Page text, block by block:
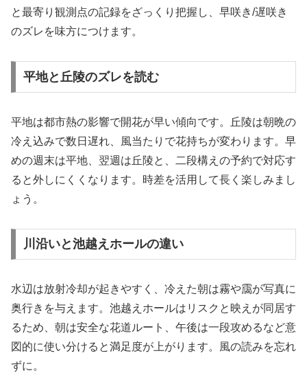
と最寄り観測点の記録をざっくり把握し、早咲き/遅咲き
のズレを味方につけます。
平地と丘陵のズレを読む
平地は都市熱の影響で開花が早い傾向です。丘陵は朝晩の
冷え込みで数日遅れ、風当たりで花持ちが変わります。早
めの週末は平地、翌週は丘陵と、二段構えの予約で対応す
ると外しにくくなります。時差を活用して長く楽しみまし
ょう。
川沿いと池越えホールの違い
水辺は放射冷却が起きやすく、冷えた朝は霧や靄が写真に
奥行きを与えます。池越えホールはリスクと映えが同居す
るため、朝は安全な花道ルート、午後は一段攻めるなど意
図的に使い分けると満足度が上がります。風の読みを忘れ
ずに。